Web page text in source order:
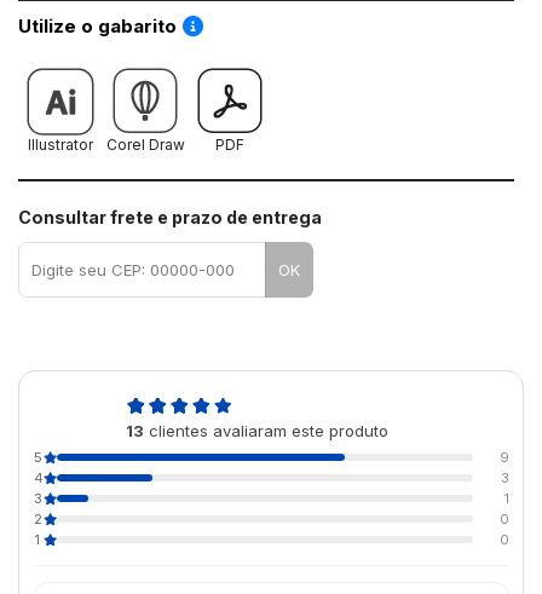
Utilize o gabarito Saiba como utilizar os nossos gabaritos
Illustrator Corel Draw PDF
Consultar frete e prazo de entrega
OK
13 clientes avaliaram este produto
5
9
4
3
3
1
2
0
1
0